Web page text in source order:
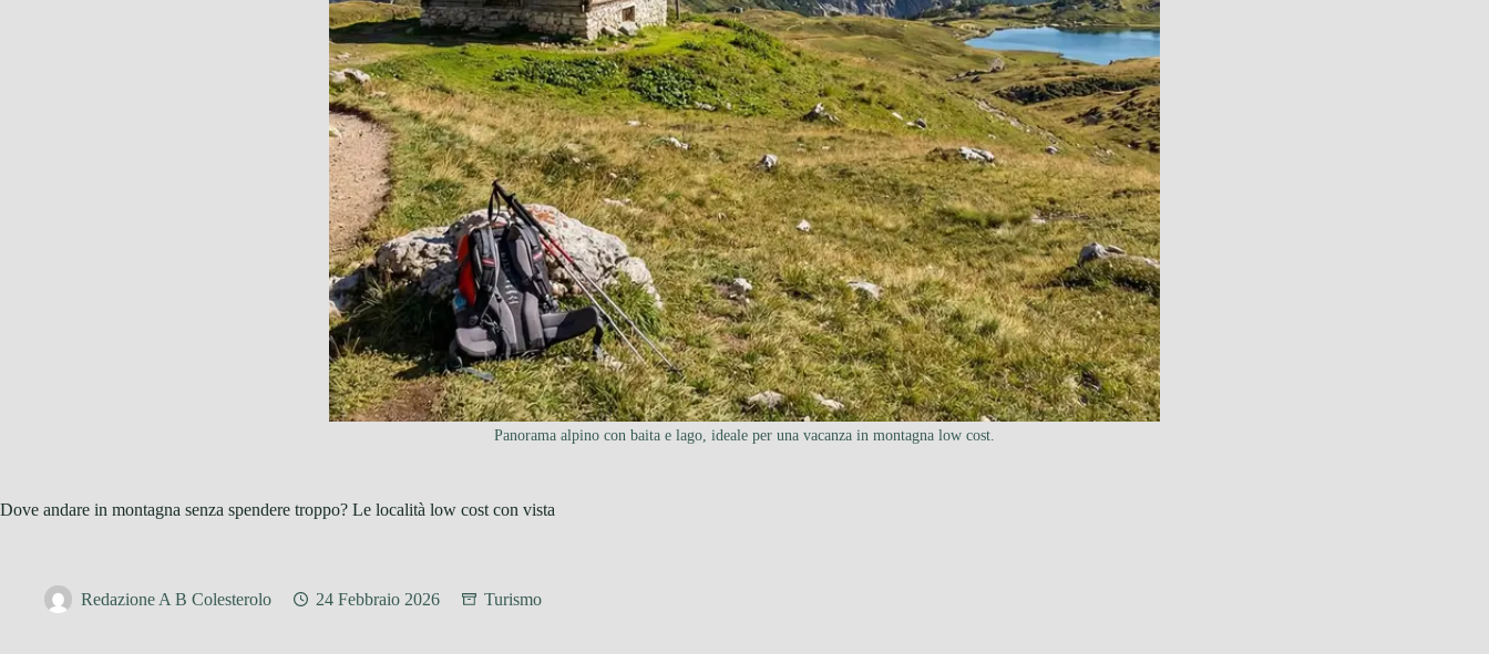
Panorama alpino con baita e lago, ideale per una vacanza in montagna low cost.
Dove andare in montagna senza spendere troppo? Le località low cost con vista
Redazione A B Colesterolo 24 Febbraio 2026 Turismo